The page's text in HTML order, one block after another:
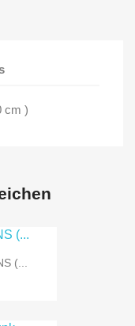
cm )
(...